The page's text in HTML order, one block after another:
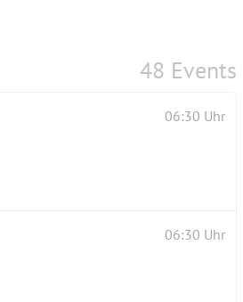
48 Events
06:30 Uhr
06:30 Uhr